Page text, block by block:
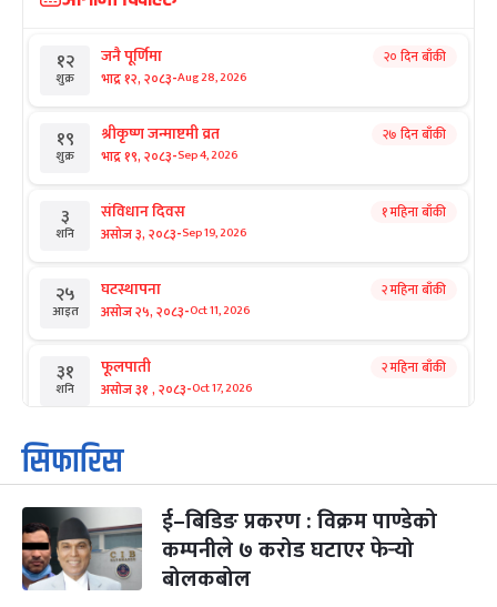
१२
शुक्र
जनै पूर्णिमा
भाद्र १२, २०८३-Aug 28, 2026
२० दिन बाँकी
१९
शुक्र
श्रीकृष्ण जन्माष्टमी व्रत
भाद्र १९, २०८३-Sep 4, 2026
२७ दिन बाँकी
३
शनि
संविधान दिवस
असोज ३, २०८३-Sep 19, 2026
१ महिना बाँकी
२५
आइत
घटस्थापना
असोज २५, २०८३-Oct 11, 2026
२ महिना बाँकी
३१
शनि
फूलपाती
असोज ३१ , २०८३-Oct 17, 2026
२ महिना बाँकी
१
आइत
कार्तिक सङ्क्रान्ति
कार्तिक १, २०८३
३
मंगल
महानवमी
कार्तिक ३, २०८३-Oct 20, 2026
२ महिना बाँकी
सिफारिस
ई–बिडिङ प्रकरण : विक्रम पाण्डेको
कम्पनीले ७ करोड घटाएर फेर्‍यो
बोलकबोल